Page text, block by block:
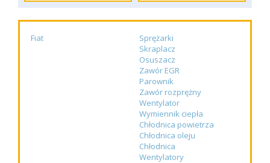
Fiat
Sprężarki
Skraplacz
Osuszacz
Zawór EGR
Parownik
Zawór rozprężny
Wentylator
Wymiennik ciepła
Chłodnica powietrza
Chłodnica oleju
Chłodnica
Wentylatory